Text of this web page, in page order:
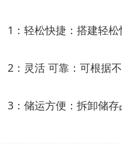
1：轻松快捷：搭建轻
2：灵活 可靠：可根据
3：储运方便：拆卸储存